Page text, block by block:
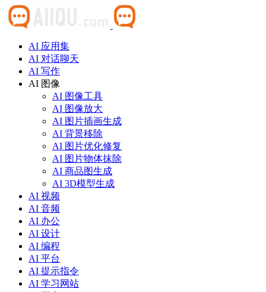
AI 应用集
AI 对话聊天
AI 写作
AI 图像
AI 图像工具
AI 图像放大
AI 图片插画生成
AI 背景移除
AI 图片优化修复
AI 图片物体抹除
AI 商品图生成
AI 3D模型生成
AI 视频
AI 音频
AI 办公
AI 设计
AI 编程
AI 平台
AI 提示指令
AI 学习网站